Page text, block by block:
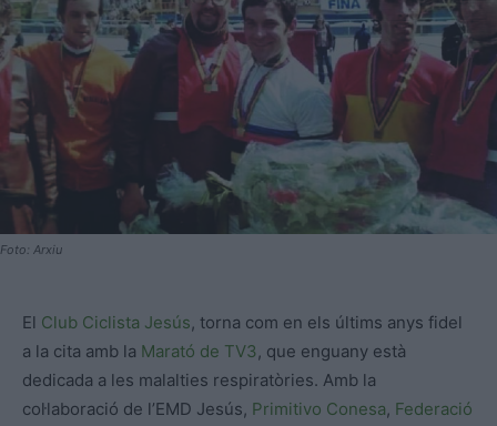
Foto: Arxiu
El Club Ciclista Jesús, torna com en els últims anys fidel
a la cita amb la Marató de TV3, que enguany està
dedicada a les malalties respiratòries. Amb la
col·laboració de l’EMD Jesús, Primitivo Conesa, Federació